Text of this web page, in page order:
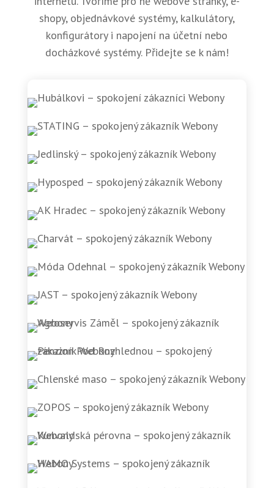
shopy, objednávkové systémy, kalkulátory,
konfigurátory i napojení na účetní nebo
docházkové systémy. Přidejte se k nám!